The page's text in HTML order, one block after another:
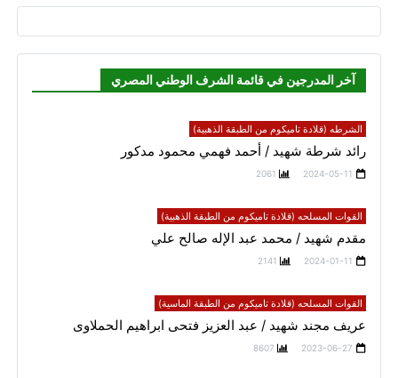
آخر المدرجين في قائمة الشرف الوطني المصري
الشرطه (قلادة تاميكوم من الطبقة الذهبية)
رائد شرطة شهيد / أحمد فهمي محمود مدكور
2024-05-11
2061
القوات المسلحه (قلادة تاميكوم من الطبقة الذهبية)
مقدم شهيد / محمد عبد الإله صالح علي
2024-01-11
2141
القوات المسلحه (قلادة تاميكوم من الطبقة الماسية)
عريف مجند شهيد / عبد العزيز فتحى ابراهيم الحملاوى
2023-06-27
8607